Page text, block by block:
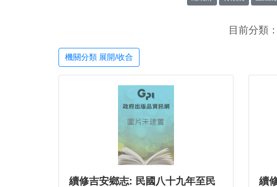
目前分類：
機關分類 展開/收合
續修吉安鄉志: 民國八十九年至民
續